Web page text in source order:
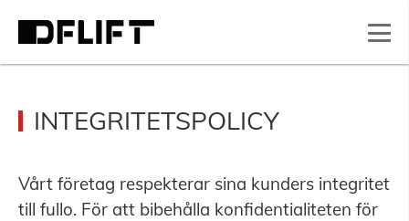
INTEGRITETSPOLICY
Vårt företag respekterar sina kunders integritet
till fullo. För att bibehålla konfidentialiteten för